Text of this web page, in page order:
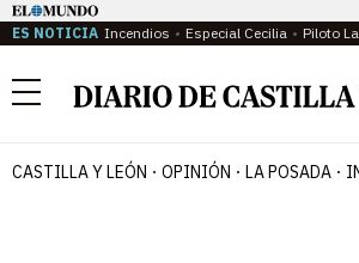
ES NOTICIA Incendios Especial Cecilia Piloto
Menú
CASTILLA Y LEÓN OPINIÓN LA POSADA